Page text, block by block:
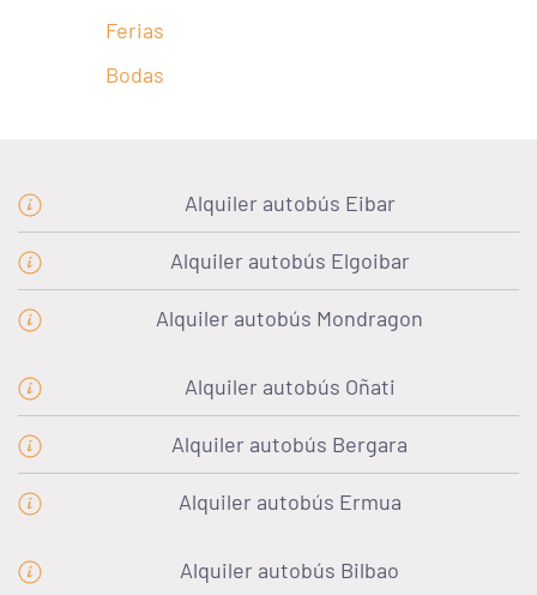
Ferias
Bodas
Alquiler autobús Eibar
Alquiler autobús Elgoibar
Alquiler autobús Mondragon
Alquiler autobús Oñati
Alquiler autobús Bergara
Alquiler autobús Ermua
Alquiler autobús Bilbao